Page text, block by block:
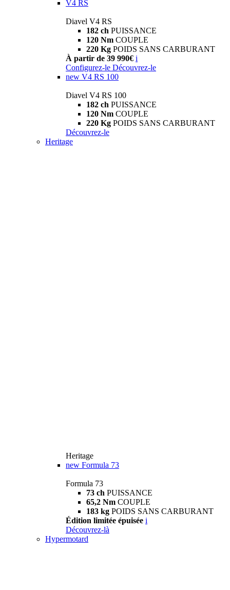
V4 RS
Diavel V4 RS
182 ch PUISSANCE
120 Nm COUPLE
220 Kg POIDS SANS CARBURANT
À partir de 39 990€ i
Configurez-le Découvrez-le
new V4 RS 100
Diavel V4 RS 100
182 ch PUISSANCE
120 Nm COUPLE
220 Kg POIDS SANS CARBURANT
Découvrez-le
Heritage
Heritage
new Formula 73
Formula 73
73 ch PUISSANCE
65,2 Nm COUPLE
183 kg POIDS SANS CARBURANT
Édition limitée épuisée i
Découvrez-là
Hypermotard